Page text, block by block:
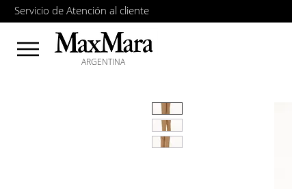
Servicio de Atención al cliente
ARGENTINA